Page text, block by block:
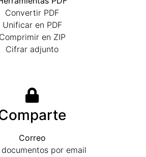
Convertir PDF
Unificar en PDF
Comprimir en ZIP
Cifrar adjunto
Correo
documentos por email